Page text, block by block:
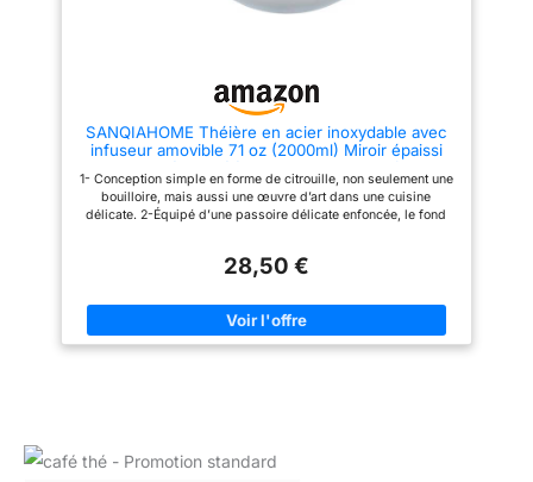
SANQIAHOME Théière en acier inoxydable avec
infuseur amovible 71 oz (2000ml) Miroir épaissi
1- Conception simple en forme de citrouille, non seulement une
bouilloire, mais aussi une œuvre d’art dans une cuisine
délicate. 2-Équipé d’une passoire délicate enfoncée, le fond
d’une plaque d’acier inoxydable épaissie de qualité
miroir exquis. 4- Le produit convient pour une utilisation dans
les cuisinières à gaz, les cuisinières électriques ou les
cuisinières à induction, et convient également au nettoyage au
28,50 €